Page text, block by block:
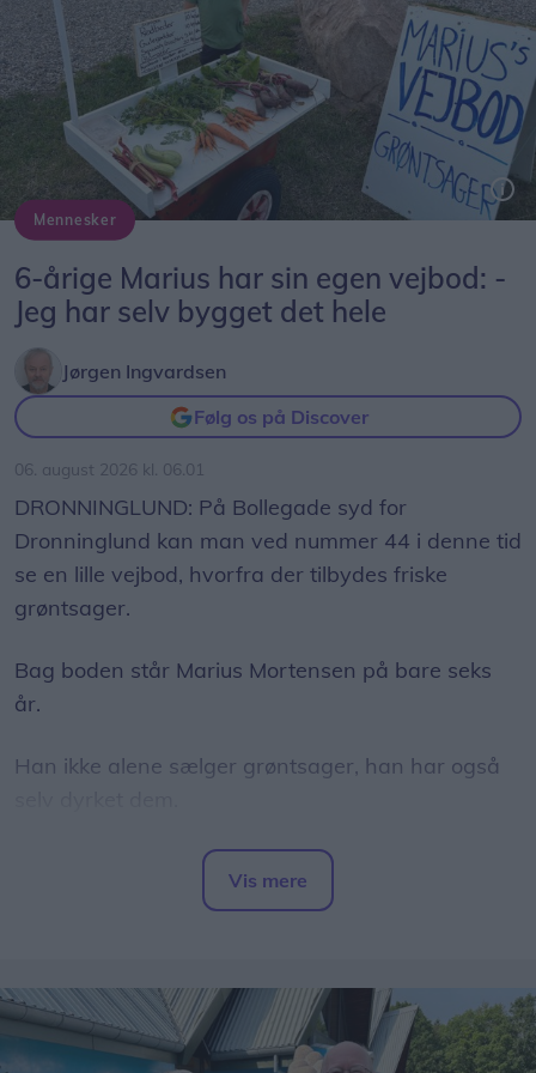
Mennesker
6-årige Marius har sin egen vejbod: -
Jeg har selv bygget det hele
Jørgen Ingvardsen
Følg os på Discover
06. august 2026 kl. 06.01
DRONNINGLUND: På Bollegade syd for
Dronninglund kan man ved nummer 44 i denne tid
se en lille vejbod, hvorfra der tilbydes friske
grøntsager.
Bag boden står Marius Mortensen på bare seks
år.
Han ikke alene sælger grøntsager, han har også
I sine forældres have har han fået sin helt egen
afdeling, hvor han i foråret såede squash,
Han har også passet dem omhyggeligt frem til nu,
hvor han hver dag sætter et udvalg til salg i sin
vejbod.
Vis mere